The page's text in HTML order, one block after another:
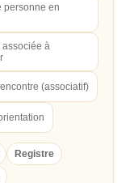
personne en
à
(associatif)
Registre